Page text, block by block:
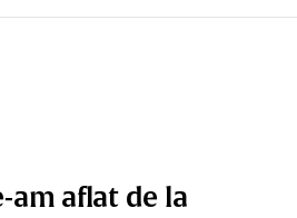
am aflat de la